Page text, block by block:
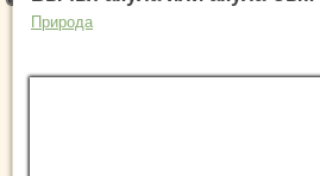
Природа